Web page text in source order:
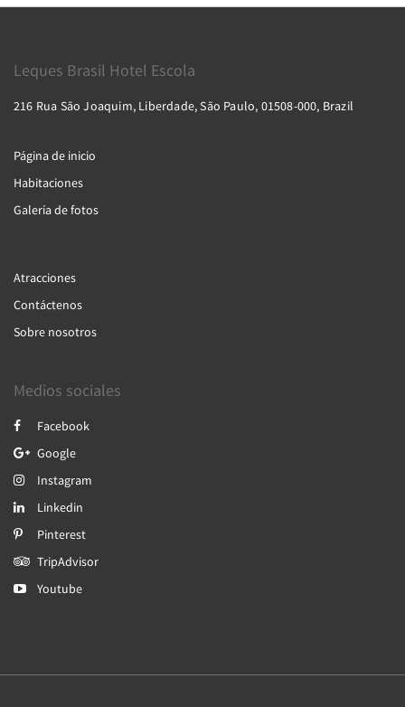
Leques Brasil Hotel Escola
216 Rua São Joaquim, Liberdade, São Paulo, 01508-000, Brazil
Página de inicio
Habitaciones
Galería de fotos
Atracciones
Contáctenos
Sobre nosotros
Medios sociales
Facebook
Google
Instagram
Linkedin
Pinterest
TripAdvisor
Youtube